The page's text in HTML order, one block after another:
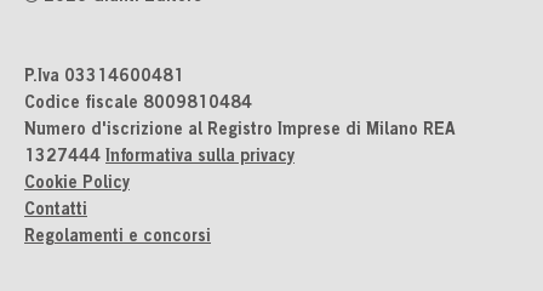
P.Iva 03314600481
Codice fiscale 8009810484
Numero d'iscrizione al Registro Imprese di Milano REA
1327444 Informativa sulla privacy
Cookie Policy
Contatti
Regolamenti e concorsi